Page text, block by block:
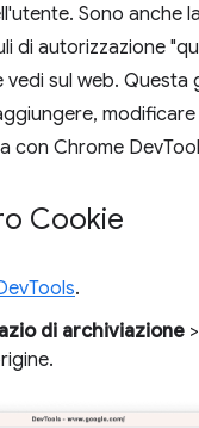
Sono anche
di autorizzazione
vedi sul web. Questa
modificare
con Chrome
Cookie
.
di archiviazione >